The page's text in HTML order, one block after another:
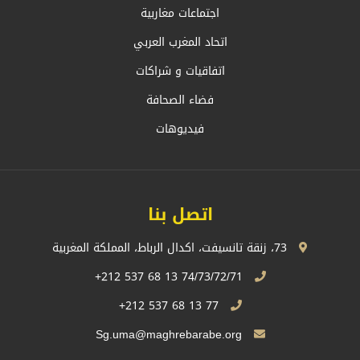
اجتماعات مغاربية
اتحاد المغرب العربي
اتفاقيات و شراكات
فضاء الصحافة
فيديوهات
اتصل بنا
77 13 68 537 212+